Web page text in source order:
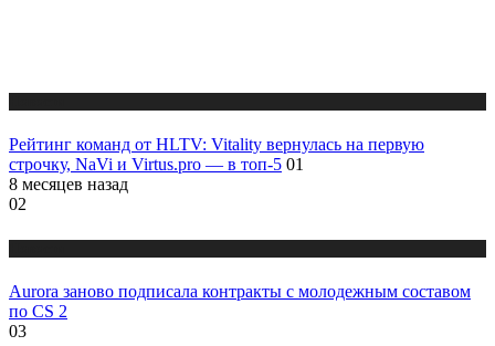
Рейтинг команд от HLTV: Vitality вернулась на первую
строчку, NaVi и Virtus.pro — в топ-5 01
8 месяцев назад
02
Aurora заново подписала контракты с молодежным составом
по CS 2
03